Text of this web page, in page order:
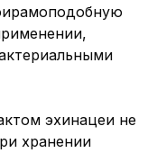
эхинацеи не
хранении